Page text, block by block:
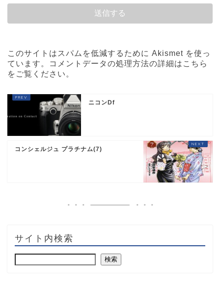
このサイトはスパムを低減するために Akismet を使っ
ています。
コメントデータの処理方法の詳細はこちら
をご覧ください 。
ニコンDf
コンシェルジュ プラチナム(7)
サイト内検索
検索